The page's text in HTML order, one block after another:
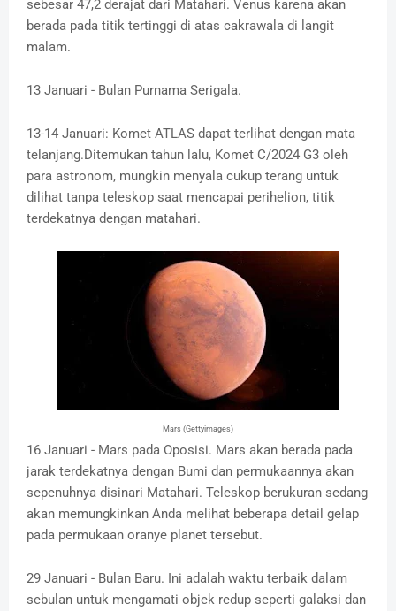
sebesar 47,2 derajat dari Matahari. Venus karena akan
berada pada titik tertinggi di atas cakrawala di langit
malam.
13 Januari - Bulan Purnama Serigala.
13-14 Januari: Komet ATLAS dapat terlihat dengan mata
telanjang.Ditemukan tahun lalu, Komet C/2024 G3 oleh
para astronom, mungkin menyala cukup terang untuk
dilihat tanpa teleskop saat mencapai perihelion, titik
terdekatnya dengan matahari.
Mars (Gettyimages)
16 Januari - Mars pada Oposisi. Mars akan berada pada
jarak terdekatnya dengan Bumi dan permukaannya akan
sepenuhnya disinari Matahari. Teleskop berukuran sedang
akan memungkinkan Anda melihat beberapa detail gelap
pada permukaan oranye planet tersebut.
29 Januari - Bulan Baru. Ini adalah waktu terbaik dalam
sebulan untuk mengamati objek redup seperti galaksi dan